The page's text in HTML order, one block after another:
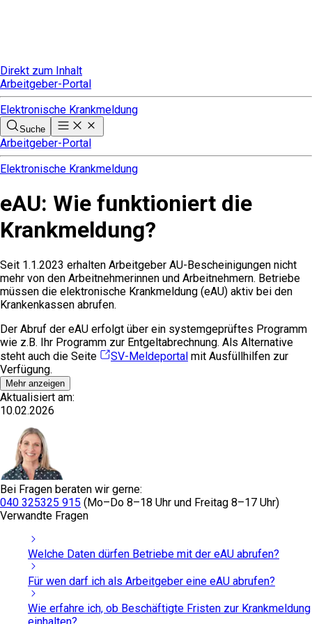
Direkt zum Inhalt
Arbeitgeber-Portal
Elektronische Krankmeldung
Suche
Arbeitgeber-Portal
Elektronische Krankmeldung
eAU: Wie funktioniert die
Krankmeldung?
Seit 1.1.2023 erhalten Arbeitgeber AU-Bescheinigungen nicht
mehr von den Arbeitnehmerinnen und Arbeitnehmern. Betriebe
müssen die elektronische Krankmeldung (eAU) aktiv bei den
Krankenkassen abrufen.
Der Abruf der eAU erfolgt über ein systemgeprüftes Programm
wie z.B. Ihr Programm zur Entgeltabrechnung. Als Alternative
steht auch die Seite
SV-Meldeportal mit Ausfüllhilfen zur
Verfügung.
Mehr anzeigen
Aktualisiert am:
10.02.2026
Bei Fragen beraten wir gerne:
040 325325 915 (Mo–Do 8–18 Uhr und Freitag 8–17 Uhr)
Verwandte Fragen
Welche Daten dürfen Betriebe mit der eAU abrufen?
Für wen darf ich als Arbeitgeber eine eAU abrufen?
Wie erfahre ich, ob Beschäftigte Fristen zur Krankmeldung